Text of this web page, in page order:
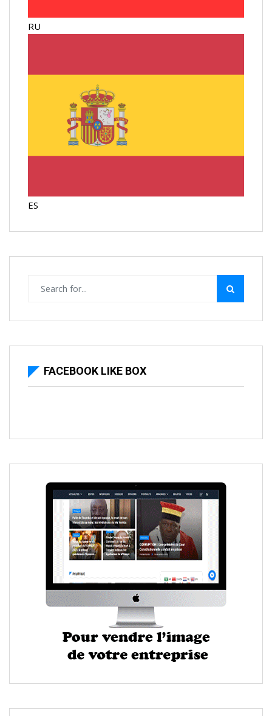
RU
ES
FACEBOOK LIKE BOX